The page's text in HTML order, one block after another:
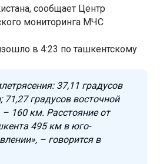
сообщает Центр
мониторинга МЧС
в 4:23 по ташкентскому
37,11 градусов
градусов восточной
160 км. Расстояние от
495 км в юго-
– говорится в